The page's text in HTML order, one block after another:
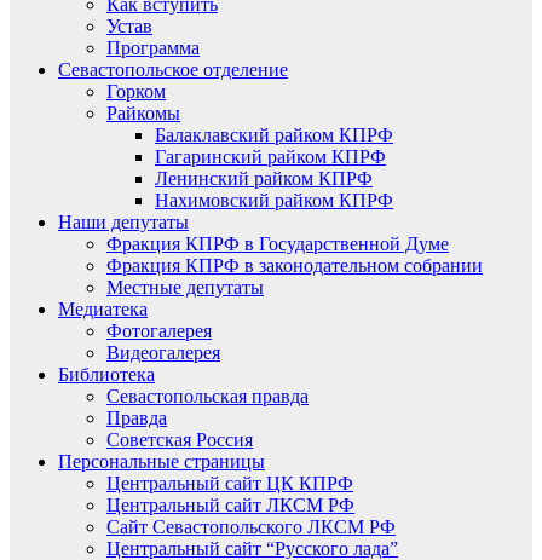
Как вступить
Устав
Программа
Севастопольское отделение
Горком
Райкомы
Балаклавский райком КПРФ
Гагаринский райком КПРФ
Ленинский райком КПРФ
Нахимовский райком КПРФ
Наши депутаты
Фракция КПРФ в Государственной Думе
Фракция КПРФ в законодательном собрании
Местные депутаты
Медиатека
Фотогалерея
Видеогалерея
Библиотека
Севастопольская правда
Правда
Советская Россия
Персональные страницы
Центральный сайт ЦК КПРФ
Центральный сайт ЛКСМ РФ
Сайт Севастопольского ЛКСМ РФ
Центральный сайт “Русского лада”